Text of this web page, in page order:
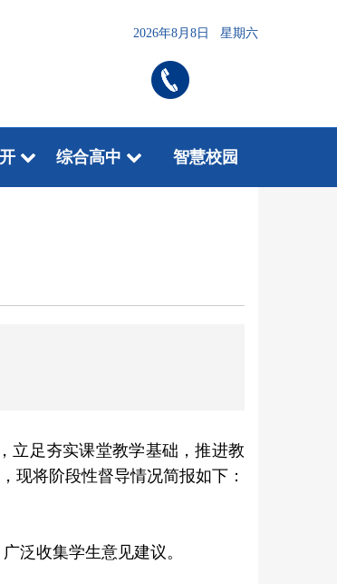
2026年8月8日 星期六
综合高中 智慧校园
立足夯实课堂教学基础，推进教
现将阶段性督导情况简报如下：
泛收集学生意见建议。